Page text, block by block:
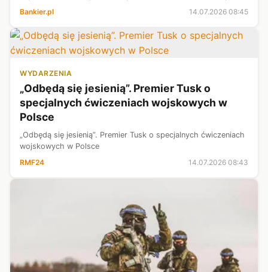
Domu było dotąd powodem trwającego od ponad roku impasu
w tej sprawie.
Bankier.pl 14.07.2026 08:45
WYDARZENIA
„Odbędą się jesienią”. Premier Tusk o
specjalnych ćwiczeniach wojskowych w
Polsce
„Odbędą się jesienią”. Premier Tusk o specjalnych ćwiczeniach
wojskowych w Polsce
RMF24
14.07.2026 08:43